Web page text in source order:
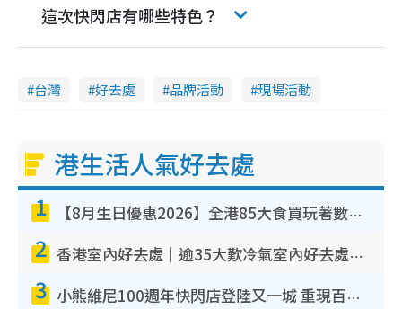
這次快閃店有哪些特色？
台灣 好去處 品牌活動 現場活動
港生活人氣好去處
1 【8月生日優惠2026】全港85大食買玩著數攻略 自助餐/火鍋放題同行免費＋誠品/DONKI送現金券
2 香港室內好去處｜逾35大歎冷氣室內好去處推介 室內活動免費避雨無懼落雨
3 小熊維尼100週年快閃店登陸又一城 重現百畝森林經典場景／獨家限定盲盒登場／專屬DIY香水